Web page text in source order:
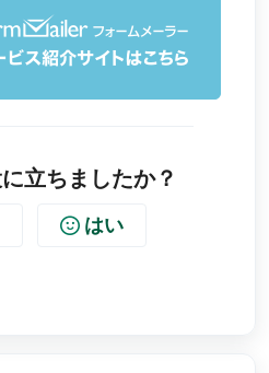
立ちましたか？
はい